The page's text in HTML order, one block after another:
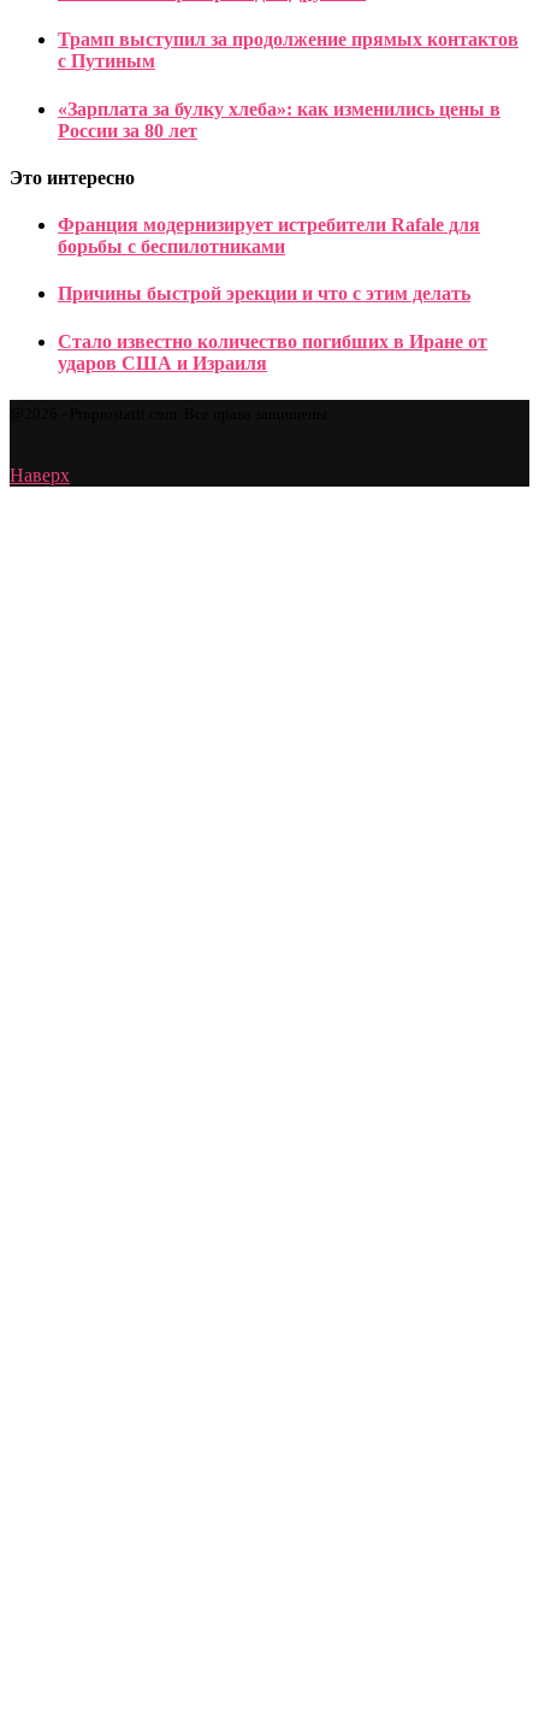
Трамп выступил за продолжение прямых контактов
с Путиным
«Зарплата за булку хлеба»: как изменились цены в
России за 80 лет
Это интересно
Франция модернизирует истребители Rafale для
борьбы с беспилотниками
Причины быстрой эрекции и что с этим делать
Стало известно количество погибших в Иране от
ударов США и Израиля
Наверх